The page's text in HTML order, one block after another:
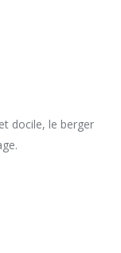
docile, le berger